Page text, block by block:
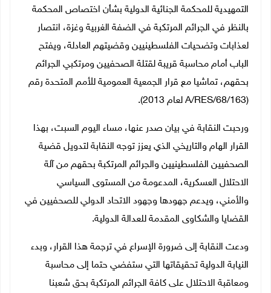
التمهيدية للمحكمة الجنائية الدولية بشأن اختصاص المحكمة
بالنظر في الجرائم المرتكبة في الضفة الغربية وغزة، انتصار
لعذابات وتضحيات الفلسطينيين وقضيتهم العادلة، ويفتح
الباب أمام محاسبة قريبة لقتلة الصحفيين ومرتكبي الجرائم
بحقهم، تماشيا مع قرار الجمعية العمومية للأمم المتحدة رقم
(A/RES/68/163 لعام 2013).
ورحبت النقابة في بيان صدر عنها، مساء اليوم السبت، بهذا
القرار الهام والتاريخي الذي يعزز توجه النقابة لتدويل قضية
الصحفيين الفلسطينيين والجرائم المرتكبة بحقهم من آلة
الاحتلال العسكرية، المدعومة من المستوى السياسي
والأمني، ويدعم جهودها وجهود الاتحاد الدولي للصحفيين في
القضايا والشكاوى المقدمة للعدالة الدولية.
ودعت النقابة إلى ضرورة الإسراع في ترجمة هذا القرار، وبدء
النيابة الدولية تحقيقاتها التي ستفضي حتما إلى محاسبة
ومعاقبة الاحتلال على كافة الجرائم المرتكبة بحق شعبنا